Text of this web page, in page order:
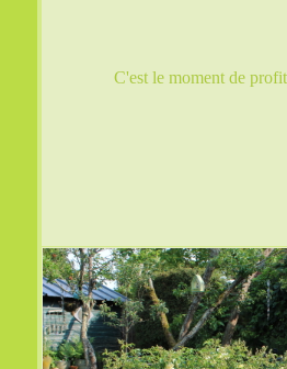
C'est le moment de